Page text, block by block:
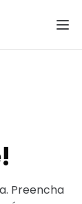
Preencha